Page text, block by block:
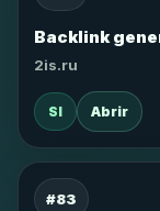
Backlink
2is.ru
SI Abrir
#83